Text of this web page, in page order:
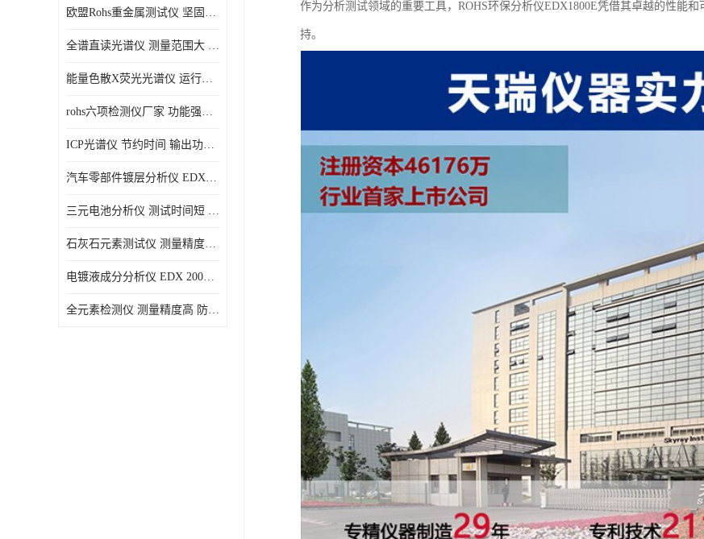
光电直读光谱仪
便携式水质重金属检测仪
欧盟Rohs重金属测试仪 坚固耐用 测试结果清晰显示
全谱直读光谱仪 测量范围大 抗干扰性能好
能量色散X荧光光谱仪 运行稳定性高 方便样品的测量
rohs六项检测仪厂家 功能强大 可直接分析
ICP光谱仪 节约时间 输出功率稳定
汽车零部件镀层分析仪 EDX600PLUS 自动谱线识别
三元电池分析仪 测试时间短 体积小 方便便携
石灰石元素测试仪 测量精度高 测量方便 快捷
电镀液成分分析仪 EDX 2000A 测量 穿透力强
全元素检测仪 测量精度高 防尘 防水性能好
作为分析测试领域的重要工具，ROHS环保分析仪EDX1800E凭借其卓越的性能
持。